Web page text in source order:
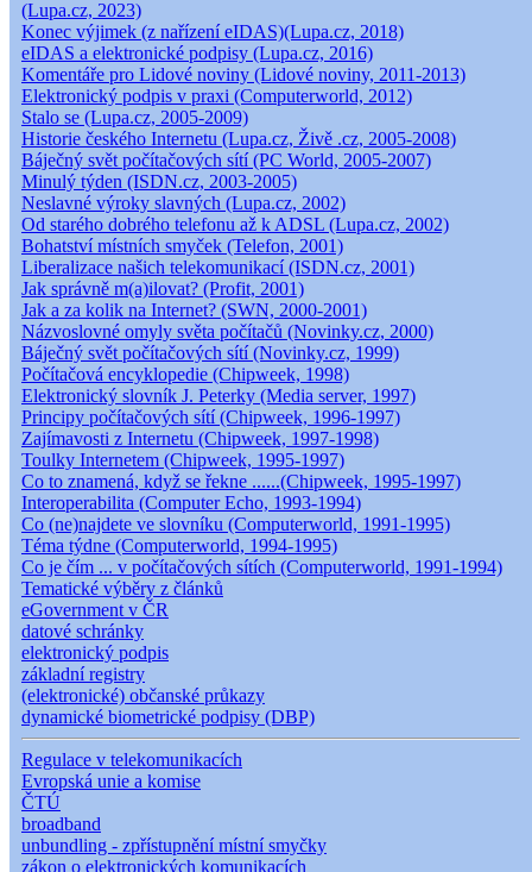
(Lupa.cz, 2023)
Konec výjimek (z nařízení eIDAS)(Lupa.cz, 2018)
eIDAS a elektronické podpisy (Lupa.cz, 2016)
Komentáře pro Lidové noviny (Lidové noviny, 2011-2013)
Elektronický podpis v praxi (Computerworld, 2012)
Stalo se (Lupa.cz, 2005-2009)
Historie českého Internetu (Lupa.cz, Živě .cz, 2005-2008)
Báječný svět počítačových sítí (PC World, 2005-2007)
Minulý týden (ISDN.cz, 2003-2005)
Neslavné výroky slavných (Lupa.cz, 2002)
Od starého dobrého telefonu až k ADSL (Lupa.cz, 2002)
Bohatství místních smyček (Telefon, 2001)
Liberalizace našich telekomunikací (ISDN.cz, 2001)
Jak správně m(a)ilovat? (Profit, 2001)
Jak a za kolik na Internet? (SWN, 2000-2001)
Názvoslovné omyly světa počítačů (Novinky.cz, 2000)
Báječný svět počítačových sítí (Novinky.cz, 1999)
Počítačová encyklopedie (Chipweek, 1998)
Elektronický slovník J. Peterky (Media server, 1997)
Principy počítačových sítí (Chipweek, 1996-1997)
Zajímavosti z Internetu (Chipweek, 1997-1998)
Toulky Internetem (Chipweek, 1995-1997)
Co to znamená, když se řekne ......(Chipweek, 1995-1997)
Interoperabilita (Computer Echo, 1993-1994)
Co (ne)najdete ve slovníku (Computerworld, 1991-1995)
Téma týdne (Computerworld, 1994-1995)
Co je čím ... v počítačových sítích (Computerworld, 1991-1994)
Tematické výběry z článků
eGovernment v ČR
datové schránky
elektronický podpis
základní registry
(elektronické) občanské průkazy
dynamické biometrické podpisy (DBP)
Regulace v telekomunikacích
Evropská unie a komise
ČTÚ
broadband
unbundling - zpřístupnění místní smyčky
zákon o elektronických komunikacích